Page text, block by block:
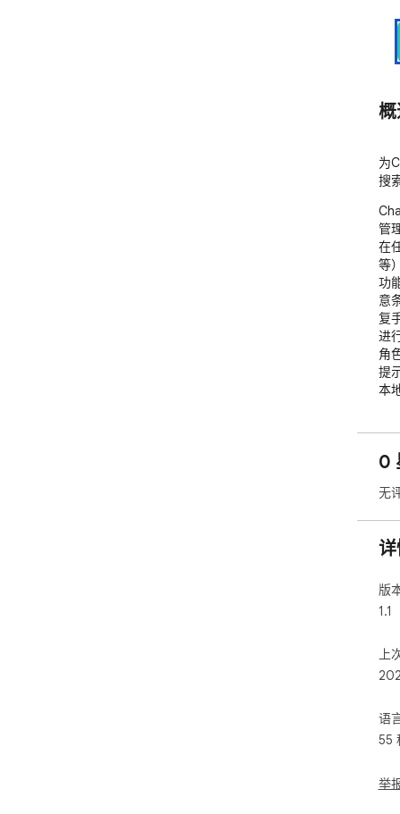
为
搜
管
在
等
功
意
复
进
角
提
本
0
无
版
1.1
上
举
语
55